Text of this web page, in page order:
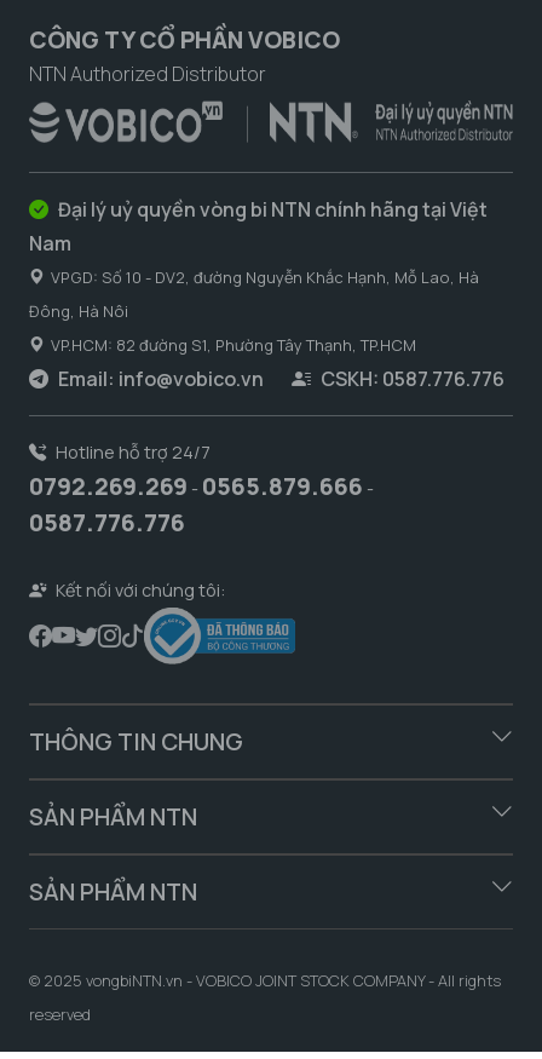
CÔNG TY CỔ PHẦN VOBICO
NTN Authorized Distributor
Đại lý uỷ quyền vòng bi NTN chính hãng tại Việt
Nam
VPGD: Số 10 - DV2, đường Nguyễn Khắc Hạnh, Mỗ Lao, Hà
Đông, Hà Nôi
VP.HCM: 82 đường S1, Phường Tây Thạnh, TP.HCM
Email: info@vobico.vn CSKH: 0587.776.776
Hotline hỗ trợ 24/7
0792.269.269 - 0565.879.666 -
0587.776.776
Kết nối với chúng tôi:
THÔNG TIN CHUNG
SẢN PHẨM NTN
SẢN PHẨM NTN
© 2025 vongbiNTN.vn - VOBICO JOINT STOCK COMPANY - All rights
reserved